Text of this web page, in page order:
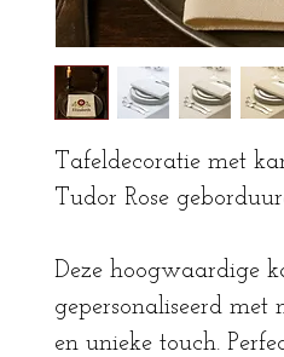
Tafeldecoratie met
Tudor Rose
Deze hoogwaardige
gepersonaliseerd
en unieke touch.